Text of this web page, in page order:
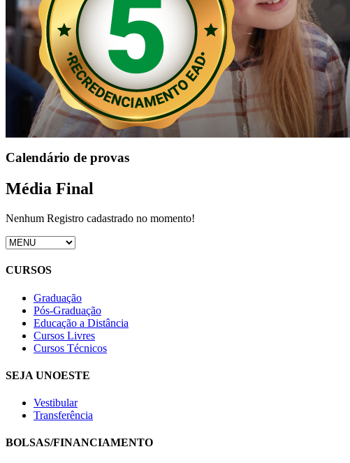
Calendário de provas
Média Final
Nenhum Registro cadastrado no momento!
CURSOS
Graduação
Pós-Graduação
Educação a Distância
Cursos Livres
Cursos Técnicos
SEJA UNOESTE
Vestibular
Transferência
BOLSAS/FINANCIAMENTO